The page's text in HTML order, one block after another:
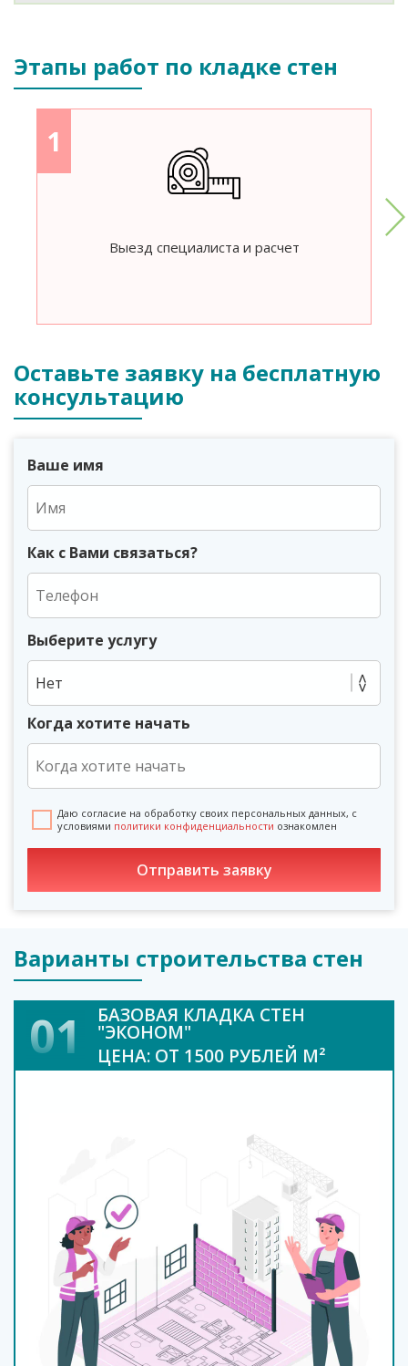
Этапы работ по кладке стен
1
Выезд специалиста и расчет
Оставьте заявку на бесплатную
консультацию
Ваше имя
Как с Вами связаться?
Выберите услугу
Нет
Когда хотите начать
Даю согласие на обработку своих персональных данных, с
условиями политики конфиденциальности ознакомлен
Варианты строительства стен
01 БАЗОВАЯ КЛАДКА СТЕН
"ЭКОНОМ"
ЦЕНА: ОТ 1500 РУБЛЕЙ М²